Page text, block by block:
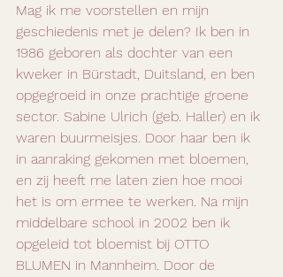
Mag ik me voorstellen en mijn
geschiedenis met je delen? Ik ben in
1986 geboren als dochter van een
kweker in Bürstadt, Duitsland, en ben
opgegroeid in onze prachtige groene
sector. Sabine Ulrich (geb. Haller) en ik
waren buurmeisjes. Door haar ben ik
in aanraking gekomen met bloemen,
en zij heeft me laten zien hoe mooi
het is om ermee te werken. Na mijn
middelbare school in 2002 ben ik
opgeleid tot bloemist bij OTTO
BLUMEN in Mannheim. Door de